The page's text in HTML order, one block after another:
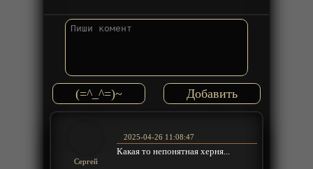
(=^_^=)~
Сергей
2025-04-26 11:08:47
Какая то непонятная херня...